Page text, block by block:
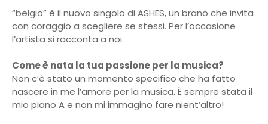
“belgio” è il nuovo singolo di ASHES, un brano che invita
con coraggio a scegliere se stessi. Per l’occasione
l’artista si racconta a noi.
Come è nata la tua passione per la musica?
Non c’è stato un momento specifico che ha fatto
nascere in me l’amore per la musica. È sempre stata il
mio piano A e non mi immagino fare nient’altro!